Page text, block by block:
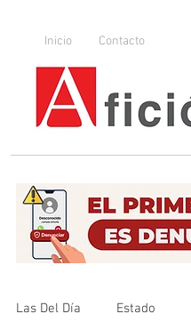
Inicio Contacto
Las Del Día Estado